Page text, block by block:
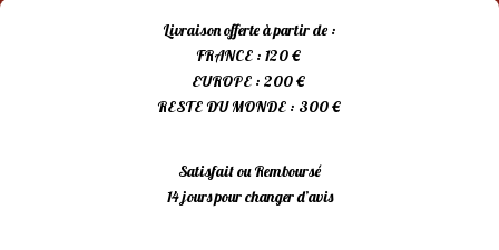
Livraison offerte à partir de :
FRANCE : 120 €
EUROPE : 200 €
RESTE DU MONDE : 300 €
Satisfait ou Remboursé
14 jours pour changer d’avis